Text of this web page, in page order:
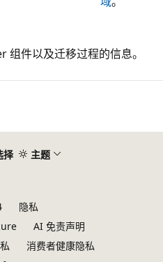
件以及迁移过程的信息。
择 主题
隐私
AI 免责声明
消费者健康隐私